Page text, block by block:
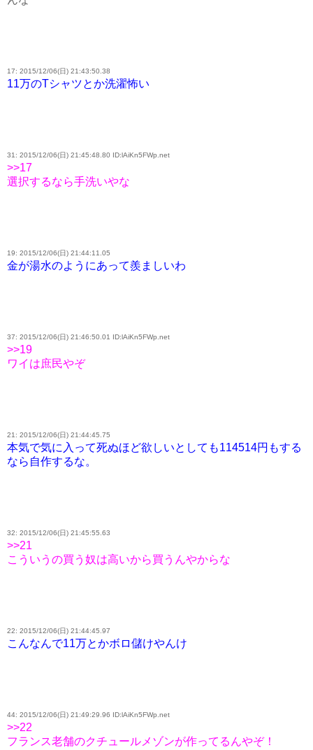
17: 2015/12/06(日) 21:43:50.38
11万のTシャツとか洗濯怖い
31: 2015/12/06(日) 21:45:48.80 ID:lAiKn5FWp.net
>>17
選択するなら手洗いやな
19: 2015/12/06(日) 21:44:11.05
金が湯水のようにあって羨ましいわ
37: 2015/12/06(日) 21:46:50.01 ID:lAiKn5FWp.net
>>19
ワイは庶民やぞ
21: 2015/12/06(日) 21:44:45.75
本気で気に入って死ぬほど欲しいとしても114514円もする
なら自作するな。
32: 2015/12/06(日) 21:45:55.63
>>21
こういうの買う奴は高いから買うんやからな
22: 2015/12/06(日) 21:44:45.97
こんなんで11万とかボロ儲けやんけ
44: 2015/12/06(日) 21:49:29.96 ID:lAiKn5FWp.net
>>22
フランス老舗のクチュールメゾンが作ってるんやぞ！